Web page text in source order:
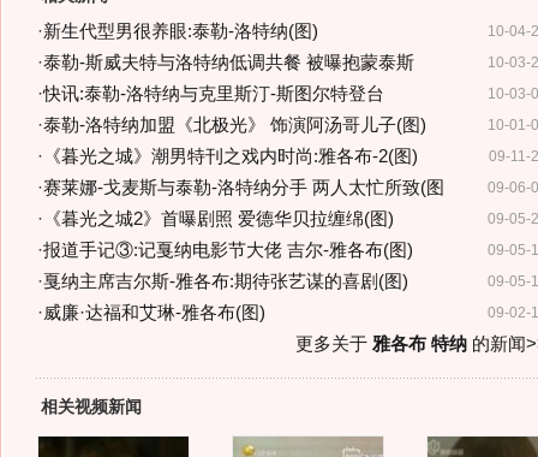
10-04-
·新生代型男很养眼:泰勒-洛特纳(图)
10-03-
·泰勒-斯威夫特与洛特纳低调共餐 被曝抱蒙泰斯
10-03-
·快讯:泰勒-洛特纳与克里斯汀-斯图尔特登台
10-01-
·泰勒-洛特纳加盟《北极光》 饰演阿汤哥儿子(图)
09-11-
· 《暮光之城》潮男特刊之戏内时尚:雅各布-2(图)
09-06-
·赛莱娜-戈麦斯与泰勒-洛特纳分手 两人太忙所致(图
09-05-
· 《暮光之城2》首曝剧照 爱德华贝拉缠绵(图)
09-05-
·报道手记③:记戛纳电影节大佬 吉尔-雅各布(图)
09-05-
·戛纳主席吉尔斯-雅各布:期待张艺谋的喜剧(图)
09-02-
·威廉·达福和艾琳-雅各布(图)
更多关于 雅各布 特纳的新闻
相关视频新闻